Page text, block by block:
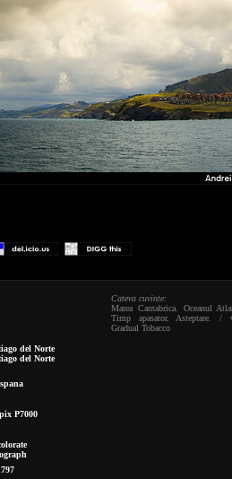
Cateva cuvinte:
Marea Cantabrica. Oceanul
Timp apasator. Asteptare.
Gradual Tobacco
del Norte
del Norte
P7000